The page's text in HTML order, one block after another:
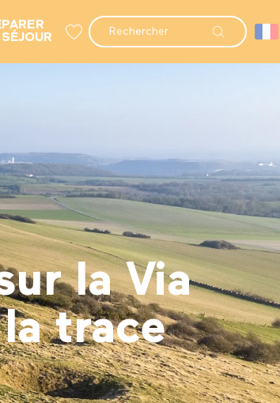
Recherche
la Via
trace